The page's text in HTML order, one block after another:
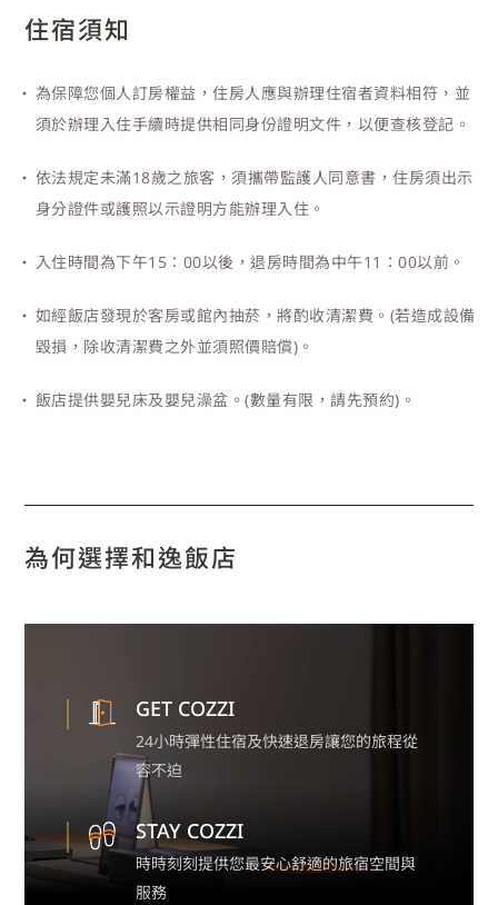
住宿須知
為保障您個人訂房權益，住房人應與辦理住宿者資料相符，並
須於辦理入住手續時提供相同身份證明文件，以便查核登記。
依法規定未滿18歲之旅客，須攜帶監護人同意書，住房須出示
身分證件或護照以示證明方能辦理入住。
入住時間為下午15：00以後，退房時間為中午11：00以前。
如經飯店發現於客房或館內抽菸，將酌收清潔費。(若造成設備
毀損，除收清潔費之外並須照價賠償)。
飯店提供嬰兒床及嬰兒澡盆。(數量有限，請先預約)。
為何選擇和逸飯店
GET COZZI
24小時彈性住宿及快速退房讓您的旅程從
容不迫
STAY COZZI
時時刻刻提供您最安心舒適的旅宿空間與
服務